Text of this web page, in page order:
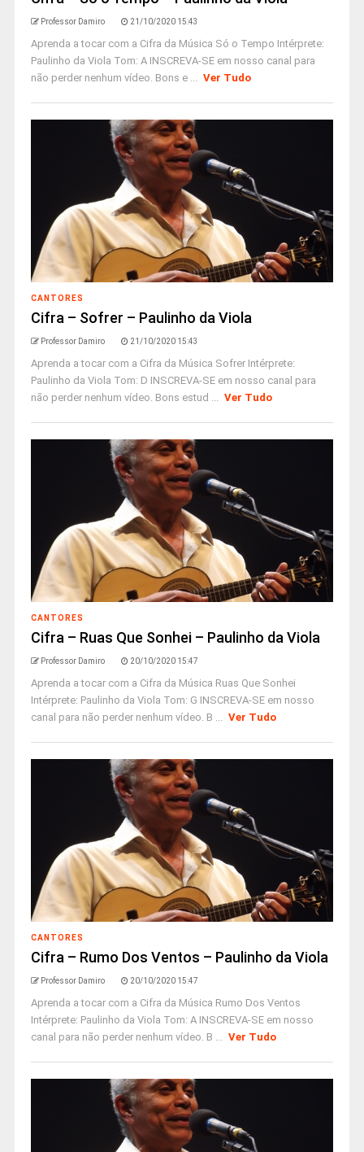
Professor Damiro 21/10/2020 15:43
Aprenda a tocar com a Cifra da Música Só o Tempo Intérprete:
Paulinho da Viola Tom: A INSCREVA-SE em nosso canal para
não perder nenhum vídeo. Bons e ... Ver Tudo
CANTORES
Cifra – Sofrer – Paulinho da Viola
Professor Damiro 21/10/2020 15:43
Aprenda a tocar com a Cifra da Música Sofrer Intérprete:
Paulinho da Viola Tom: D INSCREVA-SE em nosso canal para
não perder nenhum vídeo. Bons estud ... Ver Tudo
CANTORES
Cifra – Ruas Que Sonhei – Paulinho da Viola
Professor Damiro 20/10/2020 15:47
Aprenda a tocar com a Cifra da Música Ruas Que Sonhei
Intérprete: Paulinho da Viola Tom: G INSCREVA-SE em nosso
canal para não perder nenhum vídeo. B ... Ver Tudo
CANTORES
Cifra – Rumo Dos Ventos – Paulinho da Viola
Professor Damiro 20/10/2020 15:47
Aprenda a tocar com a Cifra da Música Rumo Dos Ventos
Intérprete: Paulinho da Viola Tom: A INSCREVA-SE em nosso
canal para não perder nenhum vídeo. B ... Ver Tudo